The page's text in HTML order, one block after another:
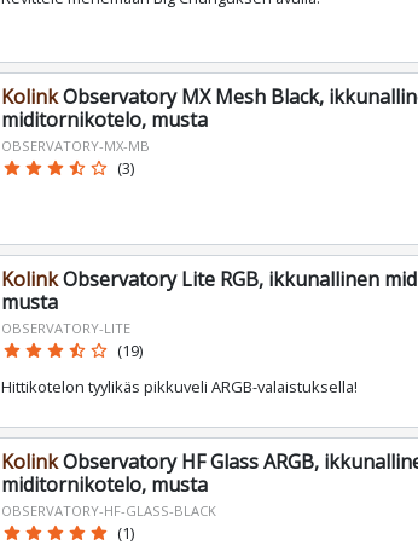
KolinkObservatory MX Mesh Black,
miditornikotelo, musta
OBSERVATORY-MX-MB
star star star star_half star_border (3)
KolinkObservatory Lite RGB, ikkunallinen
musta
OBSERVATORY-LITE
star star star star_half star_border (19)
Hittikotelon tyylikäs pikkuveli ARGB-valaistuksella!
KolinkObservatory HF Glass ARGB,
miditornikotelo, musta
OBSERVATORY-HF-GLASS-BLACK
star star star star star (1)